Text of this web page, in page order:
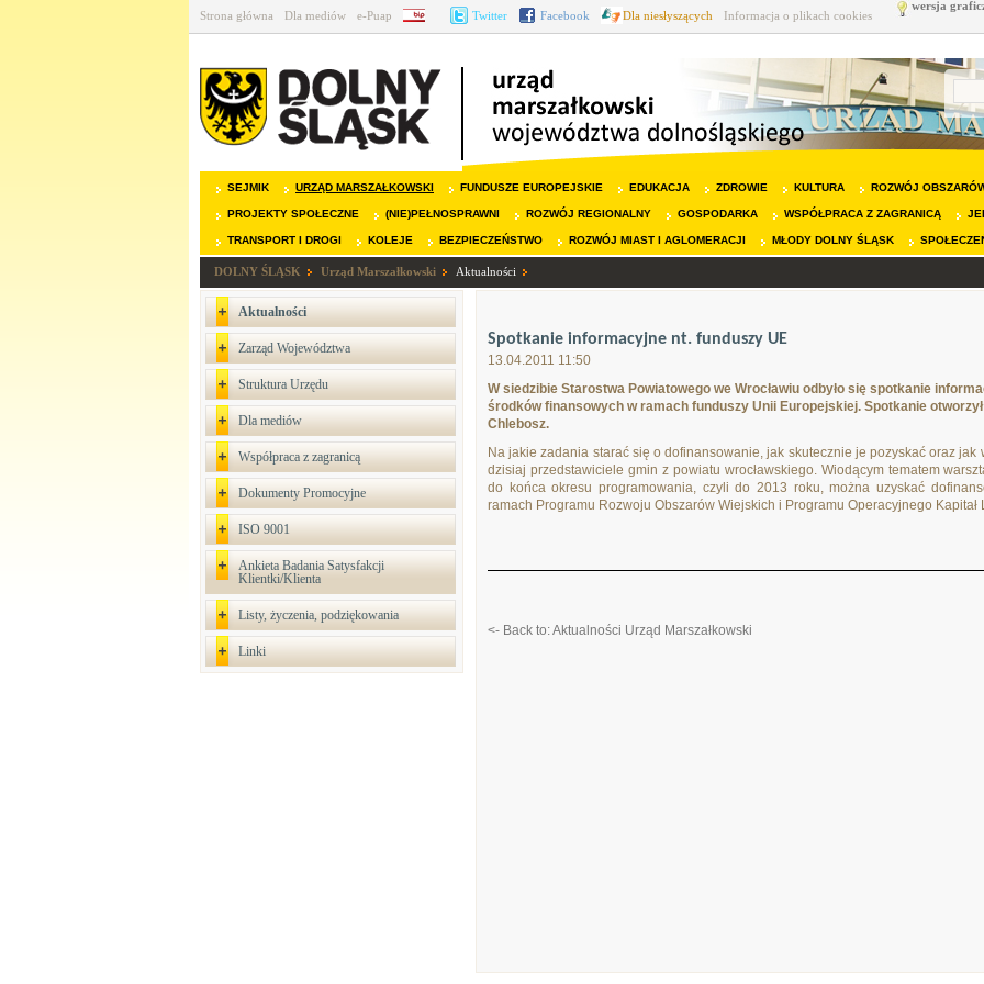
Strona główna Dla mediów e-Puap BIP Twitter Facebook Dla niesłyszących Informacja o plikach cookies
wersja
SEJMIK URZĄD MARSZAŁKOWSKI FUNDUSZE EUROPEJSKIE EDUKACJA ZDROWIE KULTURA ROZWÓJ
PROJEKTY SPOŁECZNE (NIE)PEŁNOSPRAWNI ROZWÓJ REGIONALNY GOSPODARKA WSPÓŁPRACA Z ZAGRANICĄ
TRANSPORT I DROGI KOLEJE BEZPIECZEŃSTWO ROZWÓJ MIAST I AGLOMERACJI MŁODY DOLNY ŚLĄSK
DOLNY ŚLĄSK Urząd Marszałkowski Aktualności
Aktualności
Zarząd Województwa
Struktura Urzędu
Dla mediów
Współpraca z zagranicą
Dokumenty Promocyjne
ISO 9001
Ankieta Badania Satysfakcji
Klientki/Klienta
Listy, życzenia, podziękowania
Linki
Spotkanie informacyjne nt. funduszy UE
13.04.2011 11:50
W siedzibie Starostwa Powiatowego we Wrocławiu odbyło się spotkanie
środków finansowych w ramach funduszy Unii Europejskiej. Spotkanie otworzył
Chlebosz.
Na jakie zadania starać się o dofinansowanie, jak skutecznie je pozyskać oraz
dzisiaj przedstawiciele gmin z powiatu wrocławskiego. Wiodącym tematem
do końca okresu programowania, czyli do 2013 roku, można uzyskać
ramach Programu Rozwoju Obszarów Wiejskich i Programu Operacyjnego Kapitał
<- Back to: Aktualności Urząd Marszałkowski